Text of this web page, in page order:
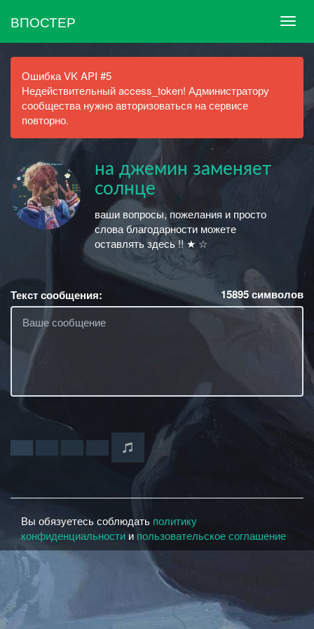
ВПОСТЕР
Ошибка VK API #5
Недействительный access_token! Администратору
сообщества нужно авторизоваться на сервисе
повторно.
на джемин заменяет
солнце
ваши вопросы, пожелания и просто
слова благодарности можете
оставлять здесь !! ★︎ ☆︎
Текст сообщения: 15895символов
Вы обязуетесь соблюдать политику
конфиденциальности и пользовательское соглашение